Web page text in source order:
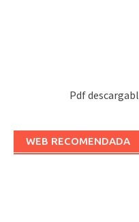
Pdf
WEB RECOMENDADA